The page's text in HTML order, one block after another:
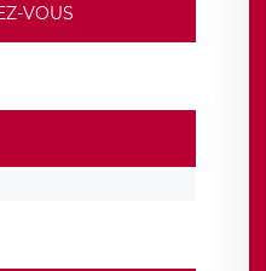
VOUS